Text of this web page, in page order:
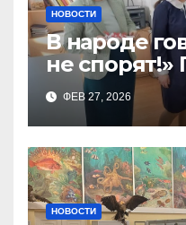
НОВОСТИ
В народе
не спорят!» Педагоги
поварского
Тимченко
ФЕВ 27, 2026
НОВОСТИ